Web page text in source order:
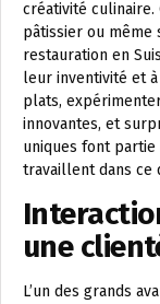
créativité culinaire.
pâtissier ou
restauration en
leur inventivité et
plats,
innovantes, et
uniques font
travaillent dans ce
une
L’un des grands